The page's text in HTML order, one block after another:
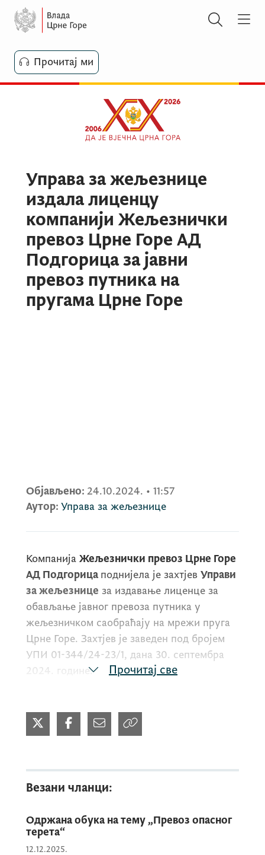
Прочитај ми
Управа за жељезнице
издала лиценцу
компанији Жељезнички
превоз Црне Горе АД
Подгорица за јавни
превоз путника на
пругама Црне Горе
Објављено: 24.10.2024. • 11:57
Аутор: Управа за жељезнице
Компанија Жељезнички превоз Црне Горе
АД Подгорица поднијела је захтјев Управи
за жељезнице за издавање лиценце за
обављање јавног превоза путника у
жељезничком саобраћају на мрежи пруга
Црне Горе. Захтјев је заведен под бројем
УПИ 01-344/24-23/1, дана 30. септембра
2024. године.
Након детаљног прегледа достављене
документације,Управа за жељезнице
Закона о жељезници ("Службени лист ЦГ",
Правилника о издавању лиценце за превоз
у жељезничком саобраћају ("Службени
Прочитај све
Везани чланци:
Одржана обука на тему „Превоз опасног
терета“
12.12.2025.